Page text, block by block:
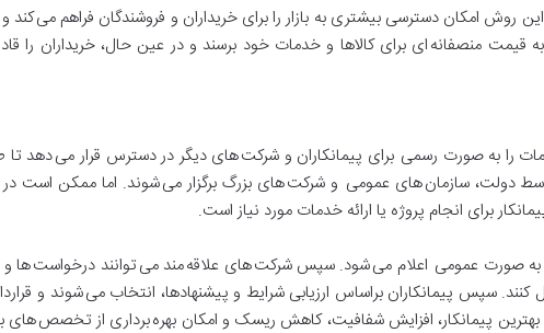
روش امکان دسترسی بیشتری به بازار را برای خریداران و فروشندگان فراهم می کند
منصفانه ای برای کالاها و خدمات خود برسند و در عین حال، خریداران را
را به صورت رسمی برای پیمانکاران و شرکت های دیگر در دسترس قرار می دهد
دولت، سازمان های عمومی و شرکت های بزرگ برگزار می شوند. اما ممکن است
برای انجام پروژه یا ارائه خدمات مورد نیاز است.
به صورت عمومی اعلام می شود. سپس شرکت های علاقه مند می توانند درخواست ها
سپس پیمانکاران براساس ارزیابی شرایط و پیشنهادها، انتخاب می شوند و
بهترین پیمانکار، افزایش شفافیت، کاهش ریسک و امکان بهره برداری از تخصص